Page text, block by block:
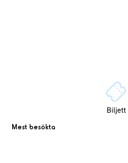
Biljett
Mest besökta